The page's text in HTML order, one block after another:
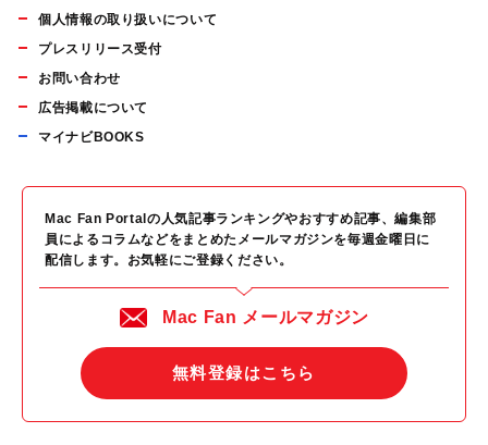
個人情報の取り扱いについて
プレスリリース受付
お問い合わせ
広告掲載について
マイナビBOOKS
Mac Fan Portalの人気記事ランキングやおすすめ記事、編集部
員によるコラムなどをまとめたメールマガジンを毎週金曜日に
配信します。お気軽にご登録ください。
Mac Fan メールマガジン
無料登録はこちら